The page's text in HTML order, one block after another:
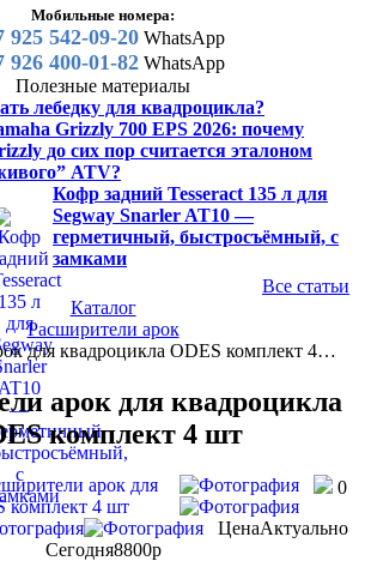
Мобильные номера:
925 542-09-20WhatsApp
926 400-01-82WhatsApp
Полезные материалы
лебедку для квадроцикла?
Grizzly 700 EPS 2026: почему
до сих пор считается эталоном
ATV?
Кофр задний Tesseract 135 л для
Segway Snarler AT10 —
герметичный, быстросъёмный, с
замками
Все статьи
Каталог
Расширители арок
для квадроцикла ODES комплект 4…
арок для квадроцикла
комплект 4 шт
0
ЦенаАктуально
Сегодня8800p